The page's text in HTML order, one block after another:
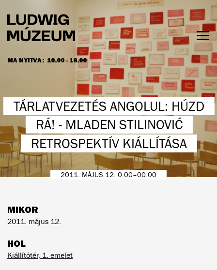
tartalomra
MA NYITVA: 10.00 - 18.00
NYITVATARTÁS ÉS JEGYÁRAK
TÁRLATVEZETÉS ANGOLUL: HÚZD
RÁ! - MLADEN STILINOVIĆ
RETROSPEKTÍV KIÁLLÍTÁSA
2011. MÁJUS 12. 0.00–00.00
MIKOR
2011. május 12.
HOL
Kiállítótér, 1. emelet